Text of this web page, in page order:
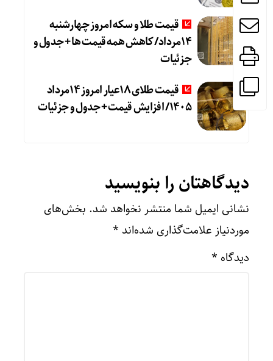
قیمت طلا و سکه امروز چهارشنبه
14مرداد/ کاهش همه قیمت ها + جدول و
جزئیات
قیمت طلای 18عیار امروز 14مرداد
1405/ افزایش قیمت + جدول و جزئیات
دیدگاهتان را بنویسید
نشانی ایمیل شما منتشر نخواهد شد. بخش‌های
موردنیاز علامت‌گذاری شده‌اند *
دیدگاه *